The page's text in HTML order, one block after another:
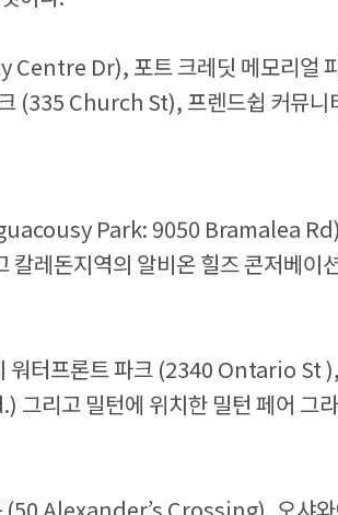
Centre Dr), 포트 크레딧 메모리얼
(335 Church St), 프렌드쉽 커뮤니
Park: 9050 Bramalea
레돈지역의 알비온 힐즈 콘저베이
워터프론트 파크 (2340 Ontario St
리고 밀턴에 위치한 밀턴 페어 그